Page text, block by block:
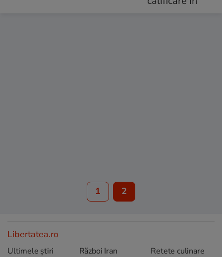
1 2
Libertatea.ro
Ultimele știri
Război Iran
Retete culinare